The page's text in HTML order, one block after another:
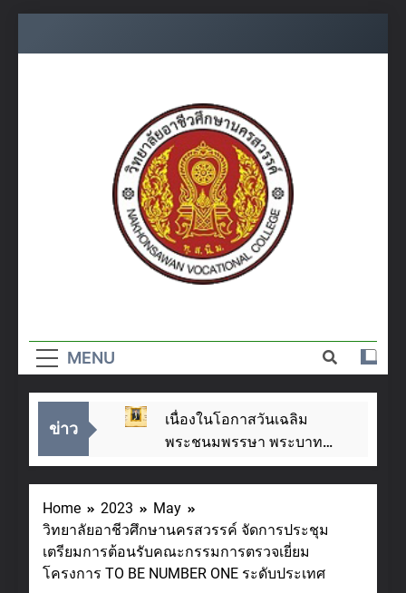
อาชีวศึกษา
นครสวรรค์
MENU
ข่าว
เนื่องในโอกาสวันเฉลิม
พระชนมพรรษา พระบาท
สมเด็จพระเจ้าอยู่หัว ๒๘
กรกฎาคม ๒๕๖๙
2 Weeks Ago
แผนปฏิบัติราชการ
ประจำปี 2569
2 Hours Ago
ชมรมวิชาชีพแฟชั่นและสิ่ง
ทอ จัดโครงการแฟชั่นโชว์
Home 2023
May
วิทยาลัยอาชีวศึกษานครสวรรค์ จัดการประชุม
เตรียมการต้อนรับคณะกรรมการตรวจเยี่ยม
โครงการ TO BE NUMBER ONE ระดับประเทศ